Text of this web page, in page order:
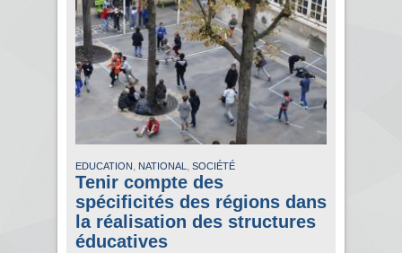
EDUCATION , NATIONAL , SOCIÉTÉ
Tenir compte des
spécificités des régions dans
la réalisation des structures
éducatives